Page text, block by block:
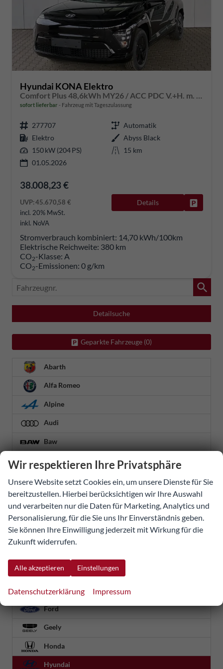
Hyundai KONA Elektro
sofort lieferbar Fahrzeug mit Tageszulassung
277707
Automatik
Elektro
Abyss Black
150 kW (204 PS)
15 km
01.05.2026
38.008,23 €
UVP:45.670,58 €
incl. 20% MwSt.
inkl. NoVA
Details
Stromverbrauch kombiniert: 14,70 kWh/100km
Elektrische Reichweite: 380 km
CO2-Klasse: A
CO2-Emissionen: 0 g/km
Fahrzeugnr.
Detailsuche
Geparkte Fahrzeuge (0)
Abarth
Alfa Romeo
Alpine
Audi
Baw
Bentley
Blyss
BMW
BYD
Citroën
Dacia
Fiat
Ford
Geely
Honda
Hyundai
Wir respektieren Ihre Privatsphäre
Unsere Website setzt Cookies ein, um unsere Dienste für Sie
bereitzustellen. Hierbei berücksichtigen wir Ihre Auswahl
und verarbeiten nur die Daten für Marketing, Analytics und
Personalisierung, für die Sie uns Ihr Einverständnis geben.
Sie können Ihre Einwilligung jederzeit mit Wirkung für die
Zukunft widerrufen.
Alle akzeptieren Einstellungen
Datenschutzerklärung Impressum